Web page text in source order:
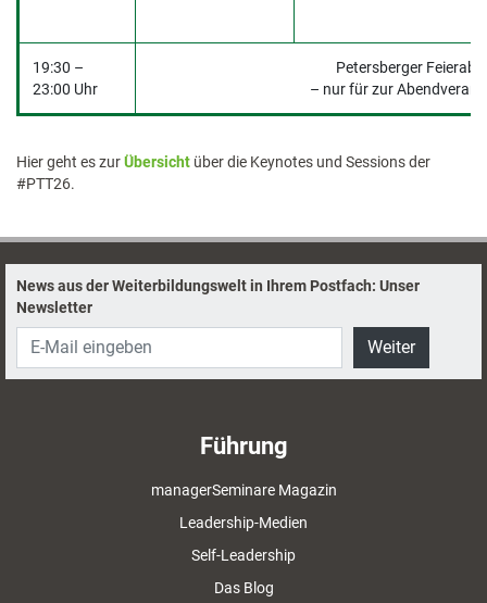
19:30 –
23:00 Uhr
Petersberger
– nur für zur
Hier geht es zurÜbersicht über die Keynotes und Sessions der
#PTT26.
News aus der Weiterbildungswelt in Ihrem Postfach: Unser
Newsletter
Weiter
Führung
managerSeminare Magazin
Leadership-Medien
Self-Leadership
Das Blog